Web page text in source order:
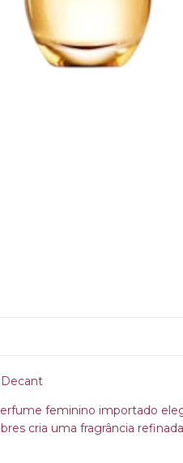
Decant
feminino importado
cria uma fragrância